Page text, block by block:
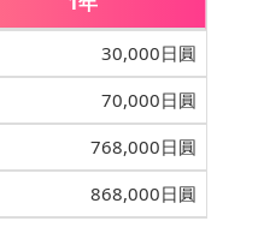
30,000日圓
70,000日圓
768,000日圓
868,000日圓